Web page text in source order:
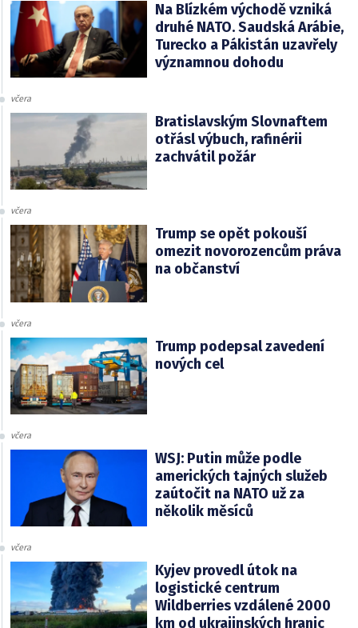
Na Blízkém východě vzniká
druhé NATO. Saudská Arábie,
Turecko a Pákistán uzavřely
významnou dohodu
včera
Bratislavským Slovnaftem
otřásl výbuch, rafinérii
zachvátil požár
včera
Trump se opět pokouší
omezit novorozencům práva
na občanství
včera
Trump podepsal zavedení
nových cel
včera
WSJ: Putin může podle
amerických tajných služeb
zaútočit na NATO už za
několik měsíců
včera
Kyjev provedl útok na
logistické centrum
Wildberries vzdálené 2000
km od ukrajinských hranic